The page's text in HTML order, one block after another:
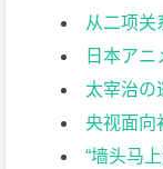
从二项关系
日本アニ
太宰治の逃
央视面向初
“墙头马上遥相